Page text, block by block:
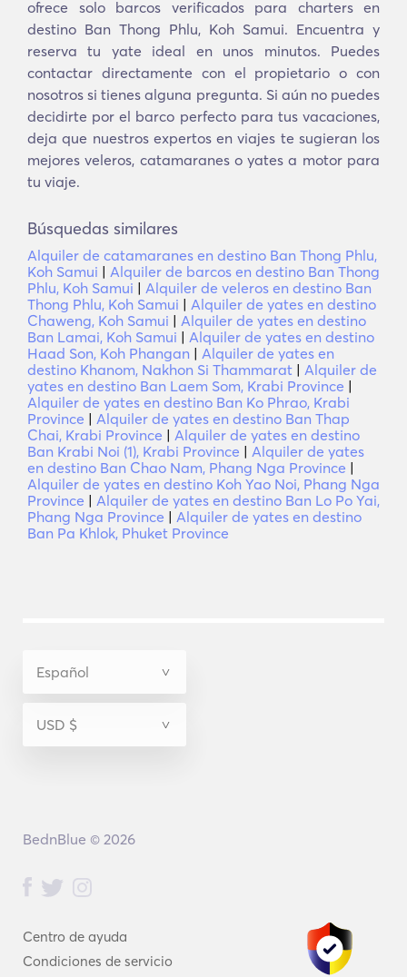
ofrece solo barcos verificados para charters en
destino Ban Thong Phlu, Koh Samui. Encuentra y
reserva tu yate ideal en unos minutos. Puedes
contactar directamente con el propietario o con
nosotros si tienes alguna pregunta. Si aún no puedes
decidirte por el barco perfecto para tus vacaciones,
deja que nuestros expertos en viajes te sugieran los
mejores veleros, catamaranes o yates a motor para
tu viaje.
Búsquedas similares
Alquiler de catamaranes en destino Ban Thong Phlu,
Koh Samui | Alquiler de barcos en destino Ban Thong
Phlu, Koh Samui | Alquiler de veleros en destino Ban
Thong Phlu, Koh Samui | Alquiler de yates en destino
Chaweng, Koh Samui | Alquiler de yates en destino
Ban Lamai, Koh Samui | Alquiler de yates en destino
Haad Son, Koh Phangan | Alquiler de yates en
destino Khanom, Nakhon Si Thammarat | Alquiler de
yates en destino Ban Laem Som, Krabi Province |
Alquiler de yates en destino Ban Ko Phrao, Krabi
Province | Alquiler de yates en destino Ban Thap
Chai, Krabi Province | Alquiler de yates en destino
Ban Krabi Noi (1), Krabi Province | Alquiler de yates
en destino Ban Chao Nam, Phang Nga Province |
Alquiler de yates en destino Koh Yao Noi, Phang Nga
Province | Alquiler de yates en destino Ban Lo Po Yai,
Phang Nga Province | Alquiler de yates en destino
Ban Pa Khlok, Phuket Province
Centro de ayuda
Condiciones de servicio
BednBlue © 2026